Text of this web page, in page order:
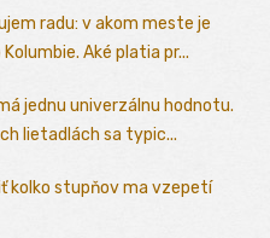
radu: v akom meste je
Aké platia pr...
jednu univerzálnu hodnotu.
lietadlách sa typic...
kolko stupňov ma vzepetí